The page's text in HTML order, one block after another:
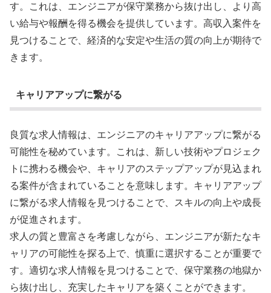
す。これは、エンジニアが保守業務から抜け出し、より高
い給与や報酬を得る機会を提供しています。高収入案件を
見つけることで、経済的な安定や生活の質の向上が期待で
きます。
キャリアアップに繋がる
良質な求人情報は、エンジニアのキャリアアップに繋がる
可能性を秘めています。これは、新しい技術やプロジェク
トに携わる機会や、キャリアのステップアップが見込まれ
る案件が含まれていることを意味します。キャリアアップ
に繋がる求人情報を見つけることで、スキルの向上や成長
が促進されます。
求人の質と豊富さを考慮しながら、エンジニアが新たなキ
ャリアの可能性を探る上で、慎重に選択することが重要で
す。適切な求人情報を見つけることで、保守業務の地獄か
ら抜け出し、充実したキャリアを築くことができます。